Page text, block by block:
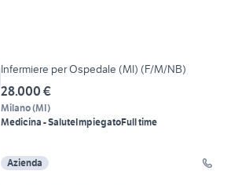
Infermiere per Ospedale (MI) (F/M/NB)
28.000 €
Milano(MI)
Medicina - SaluteImpiegatoFull time
Azienda